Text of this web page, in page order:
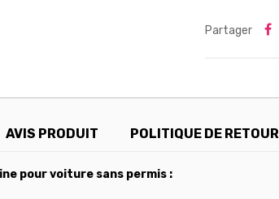
Partager
AVIS PRODUIT POLITIQUE DE RETOUR
pour voiture sans permis :